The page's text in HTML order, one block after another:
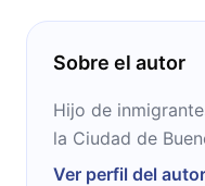
Sobre el autor
Hijo de
la Ciudad de
formal a muy
Ver perfil del autor